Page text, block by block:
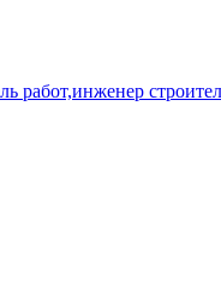
работ,инженер